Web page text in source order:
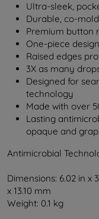
Ultra-sleek,
Durable, co-
Premium button
One-piece
Raised edges
3X as many
Designed for
technology
Made with over
Lasting
opaque and
Antimicrobial
Dimensions: 6.02 in x
x 13.10 mm
Weight: 0.1 kg